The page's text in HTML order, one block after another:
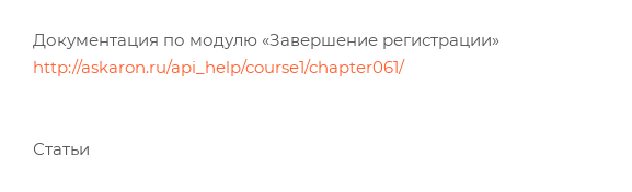
Документация по модулю «Завершение регистрации»
http://askaron.ru/api_help/course1/chapter061/
Статьи